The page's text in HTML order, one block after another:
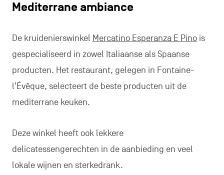
Mediterrane ambiance
De kruidenierswinkel Mercatino Esperanza E Pinois
gespecialiseerd in zowel Italiaanse als Spaanse
producten. Het restaurant, gelegen in Fontaine-
l’Évêque, selecteert de beste producten uit de
mediterrane keuken.
Deze winkel heeft ook lekkere
delicatessengerechten in de aanbieding en veel
lokale wijnen en sterkedrank.